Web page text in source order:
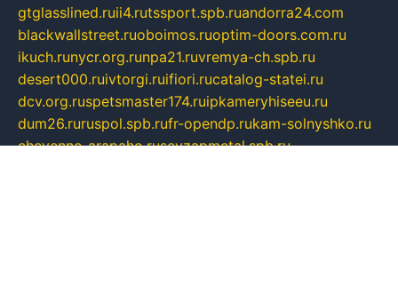
gtglasslined.ruii4.rutssport.spb.ruandorra24.com
blackwallstreet.ruoboimos.ruoptim-doors.com.ru
ikuch.runycr.org.runpa21.ruvremya-ch.spb.ru
desert000.ruivtorgi.ruifiori.rucatalog-statei.ru
dcv.org.ruspetsmaster174.ruipkameryhiseeu.ru
dum26.ruruspol.spb.rufr-opendp.rukam-solnyshko.ru
cheyenne-arapaho.rusevzapmetal.spb.ru